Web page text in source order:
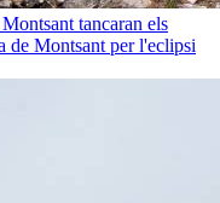
tancaran els
de Montsant per l'eclipsi